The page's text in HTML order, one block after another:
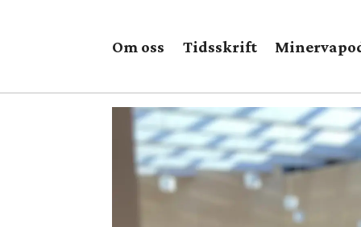
Om oss Tidsskrift